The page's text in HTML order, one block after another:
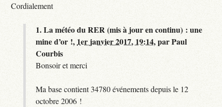
Cordialement
1.La météo du RER (mis à jour en continu) : une
mine d’or !, 1er janvier 2017, 19:14,parPaul
Courbis
Bonsoir et merci
Ma base contient 34780 événements depuis le 12
octobre 2006 !